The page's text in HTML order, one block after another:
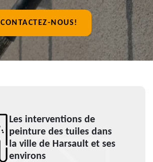
CONTACTEZ-NOUS!
Les interventions de
peinture des tuiles dans
la ville de Harsault et ses
environs